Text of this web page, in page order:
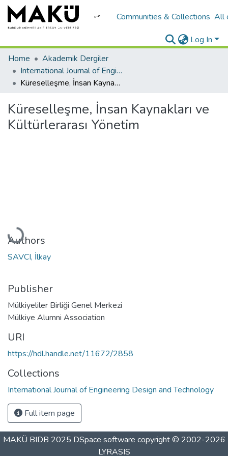
Communities & Collections All
Log In
Home
Akademik Dergiler
International Journal of Engineering Design and Technology
Küreselleşme, İnsan Kaynakları ve Kültürlerarası Yönetim
Küreselleşme, İnsan Kaynakları ve
Kültürlerarası Yönetim
Loading...
Authors
SAVCI, İlkay
Publisher
Mülkiyeliler Birliği Genel Merkezi
Mülkiye Alumni Association
URI
https://hdl.handle.net/11672/2858
Collections
International Journal of Engineering Design and Technology
Full item page
MAKÜ BIDB 2025 DSpace software copyright © 2002-2026
LYRASIS